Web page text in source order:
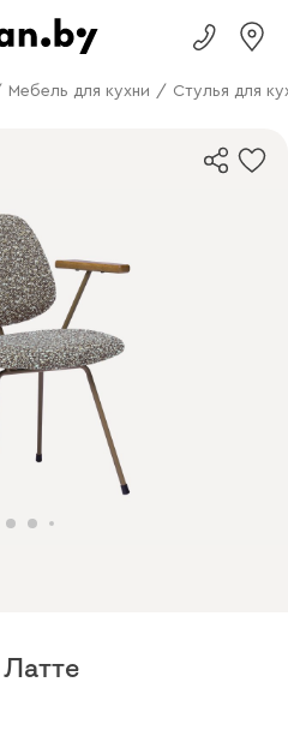
Мебель для кухни / Стулья для